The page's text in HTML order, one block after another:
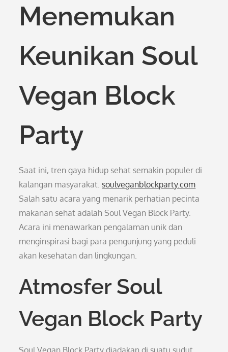
Menemukan
Keunikan Soul
Vegan Block
Party
Saat ini, tren gaya hidup sehat semakin populer di
kalangan masyarakat.soulveganblockparty.com
Salah satu acara yang menarik perhatian pecinta
makanan sehat adalah Soul Vegan Block Party.
Acara ini menawarkan pengalaman unik dan
menginspirasi bagi para pengunjung yang peduli
akan kesehatan dan lingkungan.
Atmosfer Soul
Vegan Block Party
Soul Vegan Block Party diadakan di suatu sudut